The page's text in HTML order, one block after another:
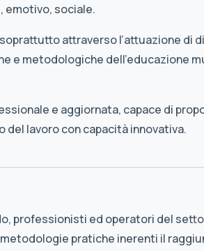
emotivo, sociale.
attraverso l’attuazione di
e metodologiche dell’educazione
e aggiornata, capace di
lavoro con capacità innovativa.
professionisti ed operatori del
pratiche inerenti il